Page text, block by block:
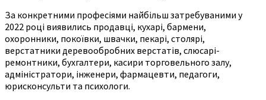
За конкретними професіями найбільш затребуваними у
2022 році виявились продавці, кухарі, бармени,
охоронники, покоївки, швачки, пекарі, столярі,
верстатники деревообробних верстатів, слюсарі-
ремонтники, бухгалтери, касири торговельного залу,
адміністратори, інженери, фармацевти, педагоги,
юрисконсульти та психологи.